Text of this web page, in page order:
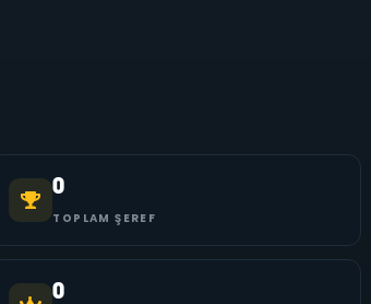
0
TOPLAM ŞEREF
0